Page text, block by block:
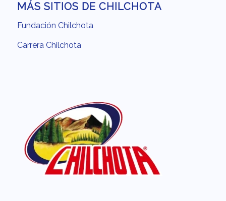
MÁS SITIOS DE CHILCHOTA
Fundación Chilchota
Carrera Chilchota